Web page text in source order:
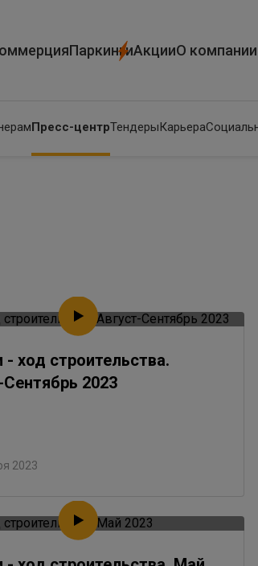
ПаркингиАкцииО компании
Пресс-центрТендерыКарьера
ход строительства.
2023
2023